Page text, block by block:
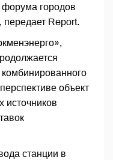
форума городов
передает Report.
комбинированного
объект
источников
станции в